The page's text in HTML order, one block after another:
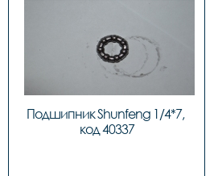
Подшипник Shunfeng 1/4*7,
код 40337